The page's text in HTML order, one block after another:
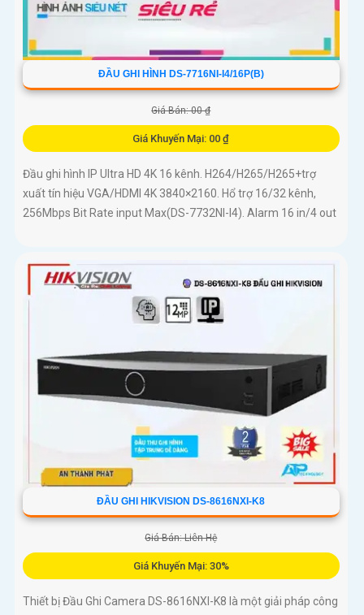
ĐẦU GHI HÌNH DS-7716NI-I4/16P(B)
Giá Bán: 00 ₫
Giá Khuyến Mại: 00 ₫
Đầu ghi hình IP Ultra HD 4K 16 kênh. H264/H265/H265+trợ
xuất tín hiệu VGA/HDMI 4K 3840×2160. Hổ trợ 16/32 kênh,
256Mbps Bit Rate input Max(DS-7732NI-I4). Alarm 16 in/4 out
ĐẦU GHI HIKVISION DS-8616NXI-K8
Giá Bán: Liên Hệ
Giá Khuyến Mại: 30%
Thiết bị Đầu Ghi Camera DS-8616NXI-K8 là một giải pháp công